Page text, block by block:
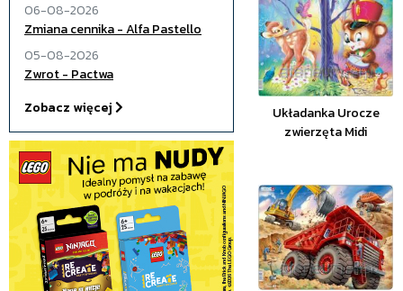
06-08-2026
Zmiana cennika - Alfa Pastello
05-08-2026
Zwrot - Pactwa
Zobacz więcej
Układanka Urocze
zwierzęta Midi